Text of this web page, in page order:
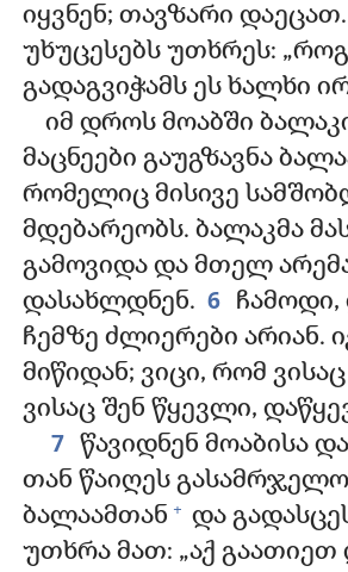
იყვნენ; თავზარი დაეცათ.
უხუცესებს უთხრეს:
გადაგვიჭამს ეს ხალხი
იმ დროს მოაბში
მაცნეები გაუგზავნა
რომელიც მისივე
მდებარეობს. ბალაკმა
გამოვიდა და მთელ
დასახლდნენ. 6 ჩამოდი,
ჩემზე ძლიერები არიან.
მიწიდან; ვიცი, რომ
ვისაც შენ წყევლი,
7 წავიდნენ მოაბისა
თან წაიღეს გასამრჯელო
ბალაამთან + და
უთხრა მათ: „აქ გაათიეთ